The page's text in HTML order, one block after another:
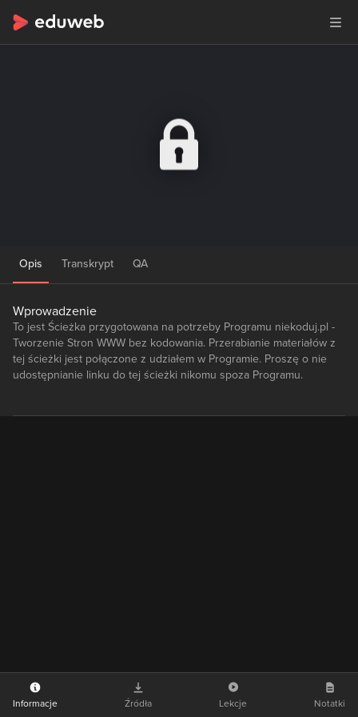
Opis Transkrypt QA
Wprowadzenie
To jest Ścieżka przygotowana na potrzeby Programu niekoduj.pl -
Tworzenie Stron WWW bez kodowania. Przerabianie materiałów z
tej ścieżki jest połączone z udziałem w Programie. Proszę o nie
udostępnianie linku do tej ścieżki nikomu spoza Programu.
Informacje Źródła Lekcje Notatki